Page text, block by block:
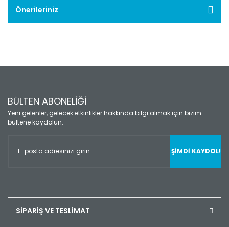
Önerileriniz
BÜLTEN ABONELİĞİ
Yeni gelenler, gelecek etkinlikler hakkında bilgi almak için bizim
bültene kaydolun.
ŞİMDİ KAYDOL!
SİPARİŞ VE TESLİMAT